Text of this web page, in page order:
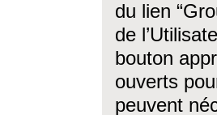
du lien
de
bouton
ouverts
peuvent